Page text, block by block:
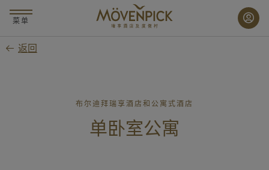
要
菜单
返回
布尔迪拜瑞享酒店和公寓式酒店
单卧室公寓